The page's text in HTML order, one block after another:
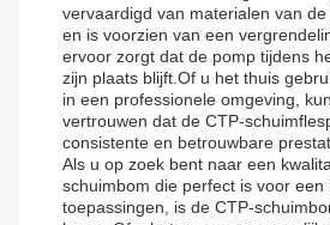
vervaardigd van materialen van
en is voorzien van een
ervoor zorgt dat de pomp tijdens
zijn plaats blijft.Of u het thuis
in een professionele omgeving,
vertrouwen dat de CTP-
consistente en betrouwbare
Als u op zoek bent naar een
schuimbom die perfect is voor een
toepassingen, is de CTP-